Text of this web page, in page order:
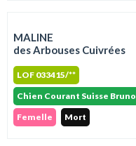
MALINE
des Arbouses Cuivrées
LOF 033415/**
Chien Courant Suisse Bruno
Femelle
Mort